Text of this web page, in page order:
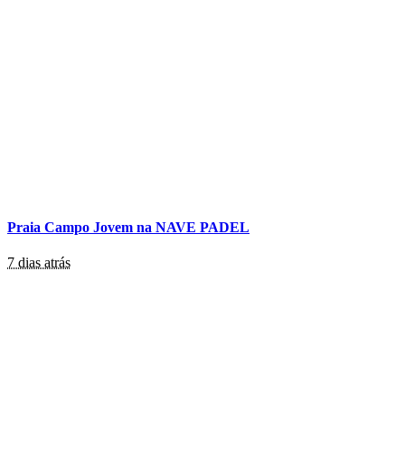
Praia Campo Jovem na NAVE PADEL
7 dias atrás